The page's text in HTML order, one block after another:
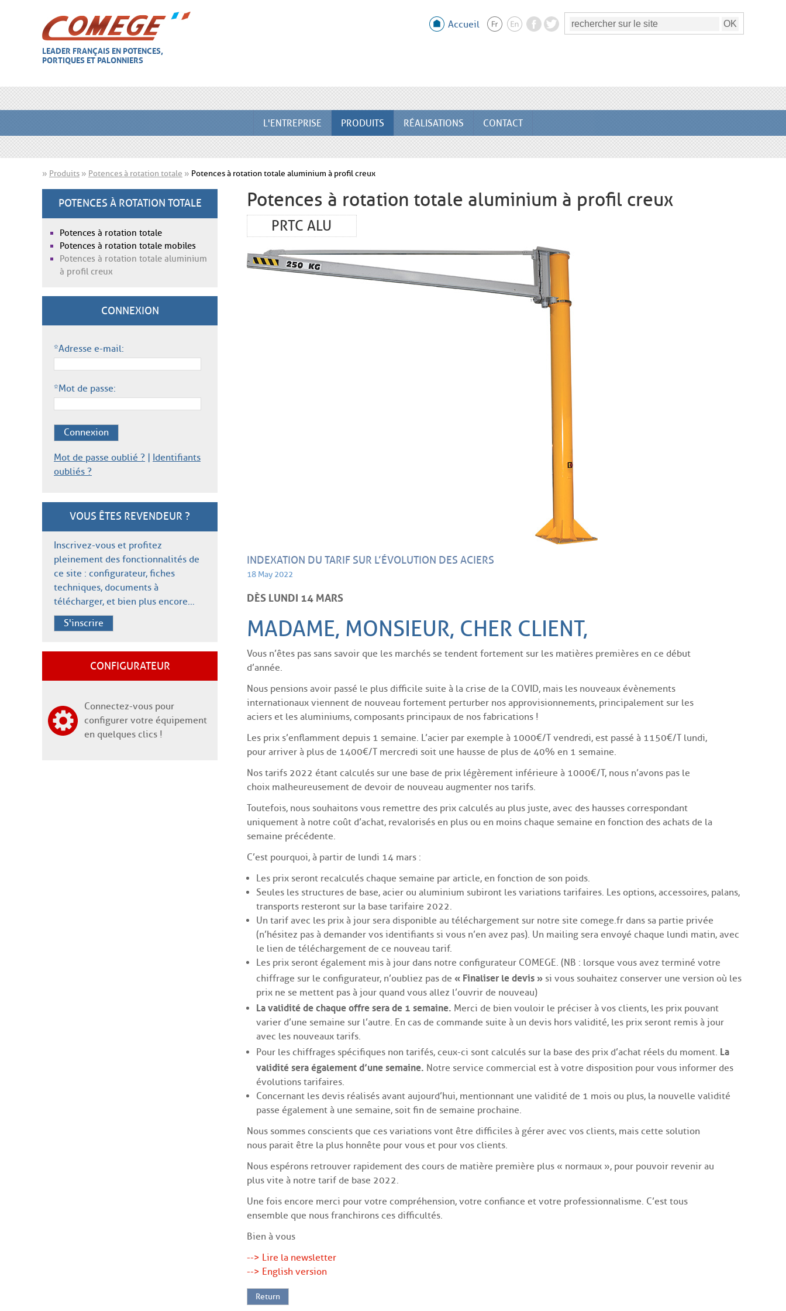
LEADER FRANÇAIS EN POTENCES,
PORTIQUES ET PALONNIERS
Accueil
L'ENTREPRISE PRODUITS RÉALISATIONS CONTACT
» Produits » Potences à rotation totale » Potences à rotation totale aluminium à profil creux
POTENCES À ROTATION TOTALE
Potences à rotation totale
Potences à rotation totale mobiles
Potences à rotation totale aluminium
à profil creux
CONNEXION
*Adresse e-mail:
*Mot de passe:
Connexion
Mot de passe oublié ? | Identifiants
oubliés ?
VOUS ÊTES REVENDEUR ?
Inscrivez-vous et profitez
pleinement des fonctionnalités de
ce site : configurateur, fiches
techniques, documents à
télécharger, et bien plus encore…
S'inscrire
CONFIGURATEUR
Connectez-vous pour
configurer votre équipement
en quelques clics !
Potences à rotation totale aluminium à profil creux
PRTC ALU
INDEXATION DU TARIF SUR L’ÉVOLUTION DES ACIERS
18 May 2022
DÈS LUNDI 14 MARS
MADAME, MONSIEUR, CHER CLIENT,
Vous n’êtes pas sans savoir que les marchés se tendent fortement sur les matières premières en ce début
d’année.
Nous pensions avoir passé le plus difficile suite à la crise de la COVID, mais les nouveaux évènements
internationaux viennent de nouveau fortement perturber nos approvisionnements, principalement sur les
aciers et les aluminiums, composants principaux de nos fabrications !
Les prix s’enflamment depuis 1 semaine. L’acier par exemple à 1000€/T vendredi, est passé à 1150€/T lundi,
pour arriver à plus de 1400€/T mercredi soit une hausse de plus de 40% en 1 semaine.
Nos tarifs 2022 étant calculés sur une base de prix légèrement inférieure à 1000€/T, nous n’avons pas le
choix malheureusement de devoir de nouveau augmenter nos tarifs.
Toutefois, nous souhaitons vous remettre des prix calculés au plus juste, avec des hausses correspondant
uniquement à notre coût d’achat, revalorisés en plus ou en moins chaque semaine en fonction des achats de la
semaine précédente.
C’est pourquoi, à partir de lundi 14 mars :
Les prix seront recalculés chaque semaine par article, en fonction de son poids.
Seules les structures de base, acier ou aluminium subiront les variations tarifaires. Les options, accessoires, palans,
transports resteront sur la base tarifaire 2022.
Un tarif avec les prix à jour sera disponible au téléchargement sur notre site comege.fr dans sa partie privée
(n’hésitez pas à demander vos identifiants si vous n’en avez pas). Un mailing sera envoyé chaque lundi matin, avec
le lien de téléchargement de ce nouveau tarif.
Les prix seront également mis à jour dans notre configurateur COMEGE. (NB : lorsque vous avez terminé votre
chiffrage sur le configurateur, n’oubliez pas de « Finaliser le devis » si vous souhaitez conserver une version où les
prix ne se mettent pas à jour quand vous allez l’ouvrir de nouveau)
La validité de chaque offre sera de 1 semaine. Merci de bien vouloir le préciser à vos clients, les prix pouvant
varier d’une semaine sur l’autre. En cas de commande suite à un devis hors validité, les prix seront remis à jour
avec les nouveaux tarifs.
Pour les chiffrages spécifiques non tarifés, ceux-ci sont calculés sur la base des prix d’achat réels du moment. La
validité sera également d’une semaine. Notre service commercial est à votre disposition pour vous informer des
évolutions tarifaires.
Concernant les devis réalisés avant aujourd’hui, mentionnant une validité de 1 mois ou plus, la nouvelle validité
passe également à une semaine, soit fin de semaine prochaine.
Nous sommes conscients que ces variations vont être difficiles à gérer avec vos clients, mais cette solution
nous parait être la plus honnête pour vous et pour vos clients.
Nous espérons retrouver rapidement des cours de matière première plus « normaux », pour pouvoir revenir au
plus vite à notre tarif de base 2022.
Une fois encore merci pour votre compréhension, votre confiance et votre professionnalisme. C’est tous
ensemble que nous franchirons ces difficultés.
Bien à vous
--> Lire la newsletter
--> English version
Return